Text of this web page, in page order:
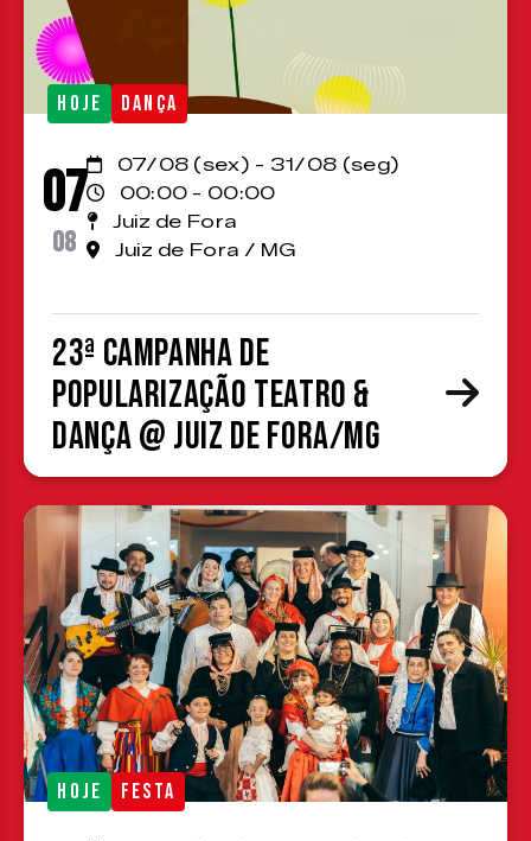
HOJE DANÇA
07
08
07/08 (sex) - 31/08 (seg)
00:00 - 00:00
Juiz de Fora
Juiz de Fora / MG
23ª Campanha de
Popularização Teatro &
Dança @ Juiz de Fora/MG
HOJE FESTA